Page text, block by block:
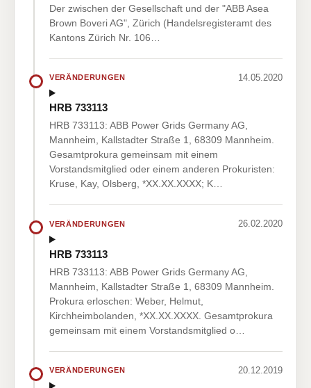
Der zwischen der Gesellschaft und der "ABB Asea
Brown Boveri AG", Zürich (Handelsregisteramt des
Kantons Zürich Nr. 106…
VERÄNDERUNGEN 14.05.2020
HRB 733113
HRB 733113: ABB Power Grids Germany AG,
Mannheim, Kallstadter Straße 1, 68309 Mannheim.
Gesamtprokura gemeinsam mit einem
Vorstandsmitglied oder einem anderen Prokuristen:
Kruse, Kay, Olsberg, *XX.XX.XXXX; K…
VERÄNDERUNGEN 26.02.2020
HRB 733113
HRB 733113: ABB Power Grids Germany AG,
Mannheim, Kallstadter Straße 1, 68309 Mannheim.
Prokura erloschen: Weber, Helmut,
Kirchheimbolanden, *XX.XX.XXXX. Gesamtprokura
gemeinsam mit einem Vorstandsmitglied o…
VERÄNDERUNGEN 20.12.2019